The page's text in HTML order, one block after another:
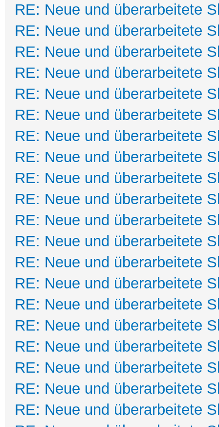
RE: Neue und überarbeitete
RE: Neue und überarbeitete
RE: Neue und überarbeitete
RE: Neue und überarbeitete
RE: Neue und überarbeitete
RE: Neue und überarbeitete
RE: Neue und überarbeitete
RE: Neue und überarbeitete
RE: Neue und überarbeitete
RE: Neue und überarbeitete
RE: Neue und überarbeitete
RE: Neue und überarbeitete
RE: Neue und überarbeitete
RE: Neue und überarbeitete
RE: Neue und überarbeitete
RE: Neue und überarbeitete
RE: Neue und überarbeitete
RE: Neue und überarbeitete
RE: Neue und überarbeitete
RE: Neue und überarbeitete